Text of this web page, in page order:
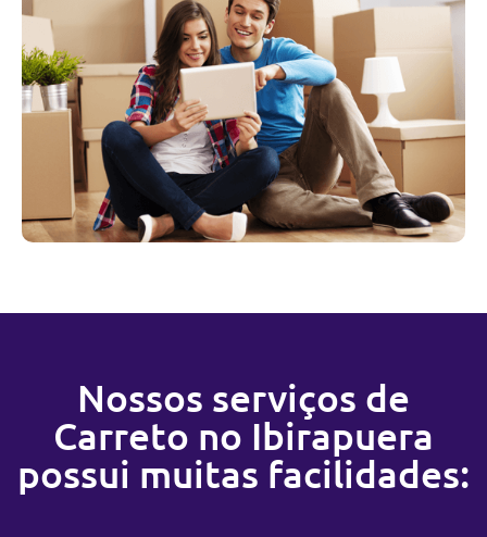
Nossos serviços de
Carreto no Ibirapuera
possui muitas facilidades: